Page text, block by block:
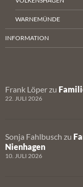
WARNEMÜNDE
INFORMATION
Frank Löper zu
22. JULI 2026
Sonja Fahlbusch zu
Nienhagen
10. JULI 2026